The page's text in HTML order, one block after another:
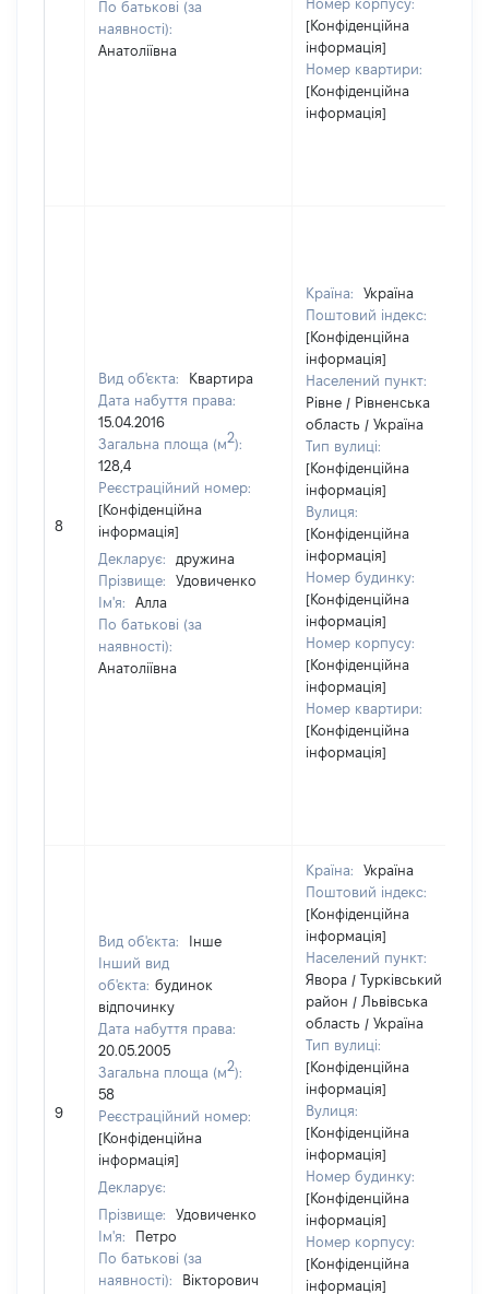
По батькові (за
наявності):
Анатоліївна
Номер корпусу:
[Конфіденційна
інформація]
Номер квартири:
[Конфіденційна
інформація]
8
Вид об'єкта:
Квартира
Дата набуття права:
15.04.2016
Загальна площа (м2):
128,4
Реєстраційний номер:
[Конфіденційна
інформація]
Декларує:
дружина
Прізвище:
Удовиченко
Ім'я:
Алла
По батькові (за
наявності):
Анатоліївна
Країна:
Україна
Поштовий індекс:
[Конфіденційна
інформація]
Населений пункт:
Рівне / Рівненська
область / Україна
Тип вулиці:
[Конфіденційна
інформація]
Вулиця:
[Конфіденційна
інформація]
Номер будинку:
[Конфіденційна
інформація]
Номер корпусу:
[Конфіденційна
інформація]
Номер квартири:
[Конфіденційна
інформація]
9
Вид об'єкта:
Інше
Інший вид
об'єкта: будинок
відпочинку
Дата набуття права:
20.05.2005
Загальна площа (м2):
58
Реєстраційний номер:
[Конфіденційна
інформація]
Декларує:
Прізвище:
Удовиченко
Ім'я:
Петро
По батькові (за
наявності):
Вікторович
Країна:
Україна
Поштовий індекс:
[Конфіденційна
інформація]
Населений пункт:
Явора / Турківський
район / Львівська
область / Україна
Тип вулиці:
[Конфіденційна
інформація]
Вулиця:
[Конфіденційна
інформація]
Номер будинку:
[Конфіденційна
інформація]
Номер корпусу:
[Конфіденційна
інформація]